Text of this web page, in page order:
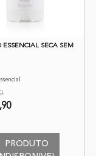
SECA SEM